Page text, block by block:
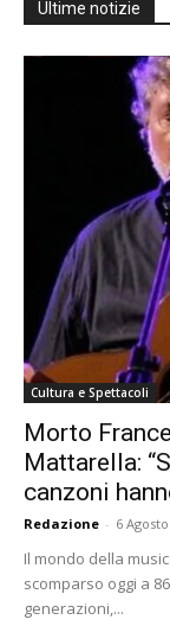
Ultime notizie
Cultura e Spettacoli
Morto
Mattarella:
canzoni
Redazione - 6
Il mondo della
scomparso oggi a
generazioni,...